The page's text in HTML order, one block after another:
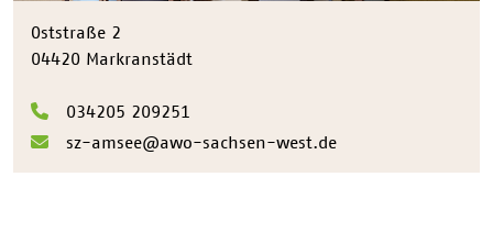
Oststraße 2
04420 Markranstädt
034205 209251
sz-amsee@awo-sachsen-west.de